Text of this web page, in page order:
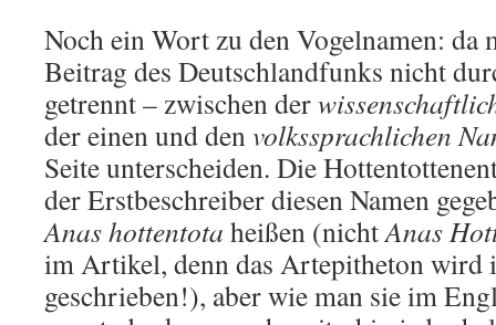
Noch ein Wort zu den Vogelnamen: da
Beitrag des Deutschlandfunks nicht
getrennt – zwischen der
der einen und denvolkssprachlichen
Seite unterscheiden. Die
der Erstbeschreiber diesen Namen
Anas hottentota heißen (nichtAnas
im Artikel, denn das Artepitheton wird
geschrieben!), aber wie man sie im